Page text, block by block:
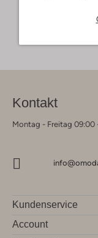
Kontakt
Montag - Freitag 09:00
Kundenservice
Account